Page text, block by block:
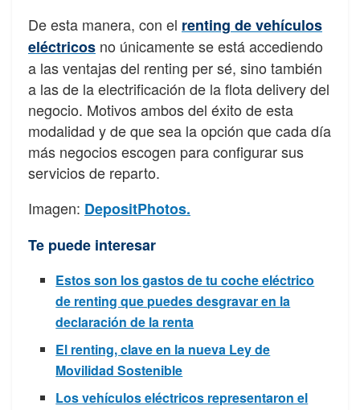
Deesta manera, con el renting devehículos
eléctricos no únicamenteseestáaccediendo
a las ventajas del renting per sé, sino también
a las de la electrificación de laflota delivery del
negocio. Motivos ambos del éxito de esta
modalidad y de que sea laopción que cada día
más negocios escogen para configurar sus
servicios de reparto.
Imagen: DepositPhotos.
Te puede interesar
Estos son los gastos de tu coche eléctrico
de renting que puedes desgravar en la
declaración de la renta
El renting, clave en la nueva Ley de
Movilidad Sostenible
Los vehículos eléctricos representaron el